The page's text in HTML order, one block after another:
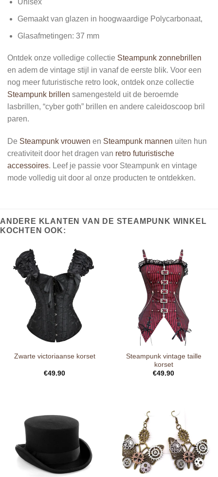
Unisex
Gemaakt van glazen in hoogwaardige Polycarbonaat,
Glasafmetingen: 37 mm
Ontdek onze volledige collectie Steampunk zonnebrillen
en adem de vintage stijl in vanaf de eerste blik. Voor een
nog meer futuristische retro look, ontdek onze collectie
Steampunk brillen samengesteld uit de beroemde
lasbrillen, “cyber goth” brillen en andere caleidoscoop bril
paren.
De Steampunk vrouwen en Steampunk mannen uiten hun
creativiteit door het dragen van retro futuristische
accessoires. Leef je passie voor Steampunk en vintage
mode volledig uit door al onze producten te ontdekken.
ANDERE KLANTEN VAN DE STEAMPUNK WINKEL
KOCHTEN OOK:
Zwarte victoriaanse korset
€49.90
Steampunk vintage taille
korset
€49.90